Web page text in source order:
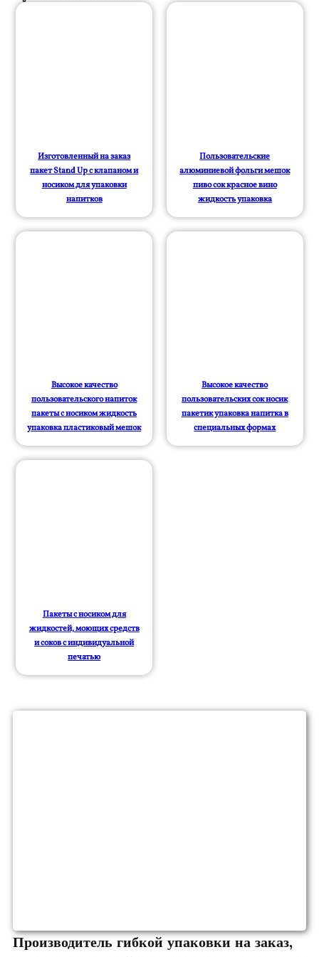
Изготовленный на заказ
пакет Stand Up с клапаном и
носиком для упаковки
напитков
Пользовательские
алюминиевой фольги мешок
пиво сок красное вино
жидкость упаковка
Высокое качество
пользовательского напиток
пакеты с носиком жидкость
упаковка пластиковый мешок
Высокое качество
пользовательских сок носик
пакетик упаковка напитка в
специальных формах
Пакеты с носиком для
жидкостей, моющих средств
и соков с индивидуальной
печатью
Производитель гибкой упаковки на заказ,